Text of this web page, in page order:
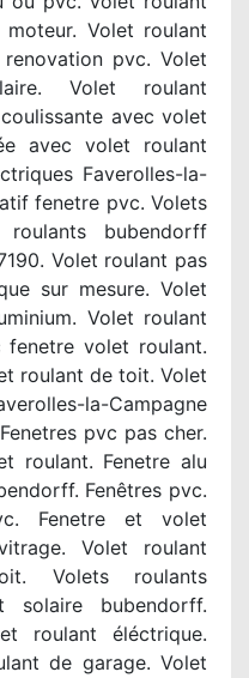
Volet roulant
pvc. Volet
Volet roulant
avec volet
avec volet roulant
Faverolles-la-
fenetre pvc. Volets
bubendorff
Volet roulant pas
sur mesure. Volet
Volet roulant
fenetre volet roulant.
roulant de toit. Volet
la-Campagne
pvc pas cher.
roulant. Fenetre alu
Fenêtres pvc.
Fenetre et volet
Volet roulant
Volets roulants
solaire bubendorff.
roulant éléctrique.
de garage. Volet